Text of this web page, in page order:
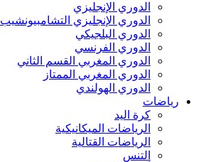
الدوري الإنجليزي
الدوري الإنجليزي التشامبيونشيب
الدوري البلجيكي
الدوري الفرنسي
الدوري المغربي القسم الثاني
الدوري المغربي الممتاز
الدوري الهولندي
رياضات
كرة اليد
الرياضات الميكانيكية
الرياضات القتالية
التنس